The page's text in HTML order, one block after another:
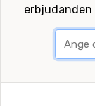
erbjudanden